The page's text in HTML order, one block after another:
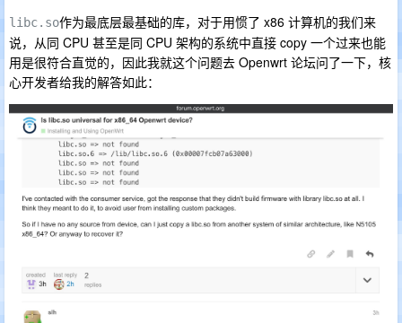
libc.so作为最底层最基础的库，对于用惯了 x86 计算机的我们来
说，从同 CPU 甚至是同 CPU 架构的系统中直接 copy 一个过来也能
用是很符合直觉的，因此我就这个问题去 Openwrt 论坛问了一下，核
心开发者给我的解答如此：